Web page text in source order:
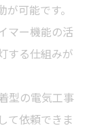
可能です。
マー機能の活
する仕組みが
型の電気工事
て依頼できま